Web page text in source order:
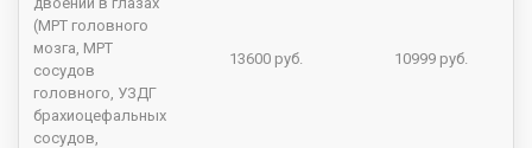
(МРТ головного
мозга, МРТ
сосудов
головного, УЗДГ
брахиоцефальных
сосудов,
13600 руб. 10999 руб.